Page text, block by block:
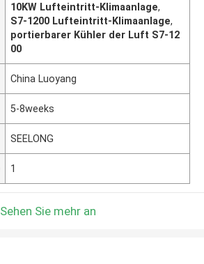
10KW Lufteintritt-Klimaanlage,
S7-1200 Lufteintritt-Klimaanlage,
portierbarer Kühler der Luft S7-12
00
China Luoyang
5-8weeks
SEELONG
1
Sehen Sie mehr an